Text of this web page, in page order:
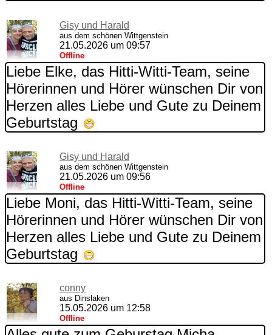
Gisy und Harald
aus dem schönen Wittgenstein
21.05.2026 um 09:57
Offline
Liebe Elke, das Hitti-Witti-Team, seine
Hörerinnen und Hörer wünschen Dir von
Herzen alles Liebe und Gute zu Deinem
Geburtstag
Gisy und Harald
aus dem schönen Wittgenstein
21.05.2026 um 09:56
Offline
Liebe Moni, das Hitti-Witti-Team, seine
Hörerinnen und Hörer wünschen Dir von
Herzen alles Liebe und Gute zu Deinem
Geburtstag
conny
aus Dinslaken
15.05.2026 um 12:58
Offline